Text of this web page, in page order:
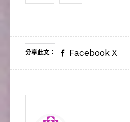
分享此文： FacebookX